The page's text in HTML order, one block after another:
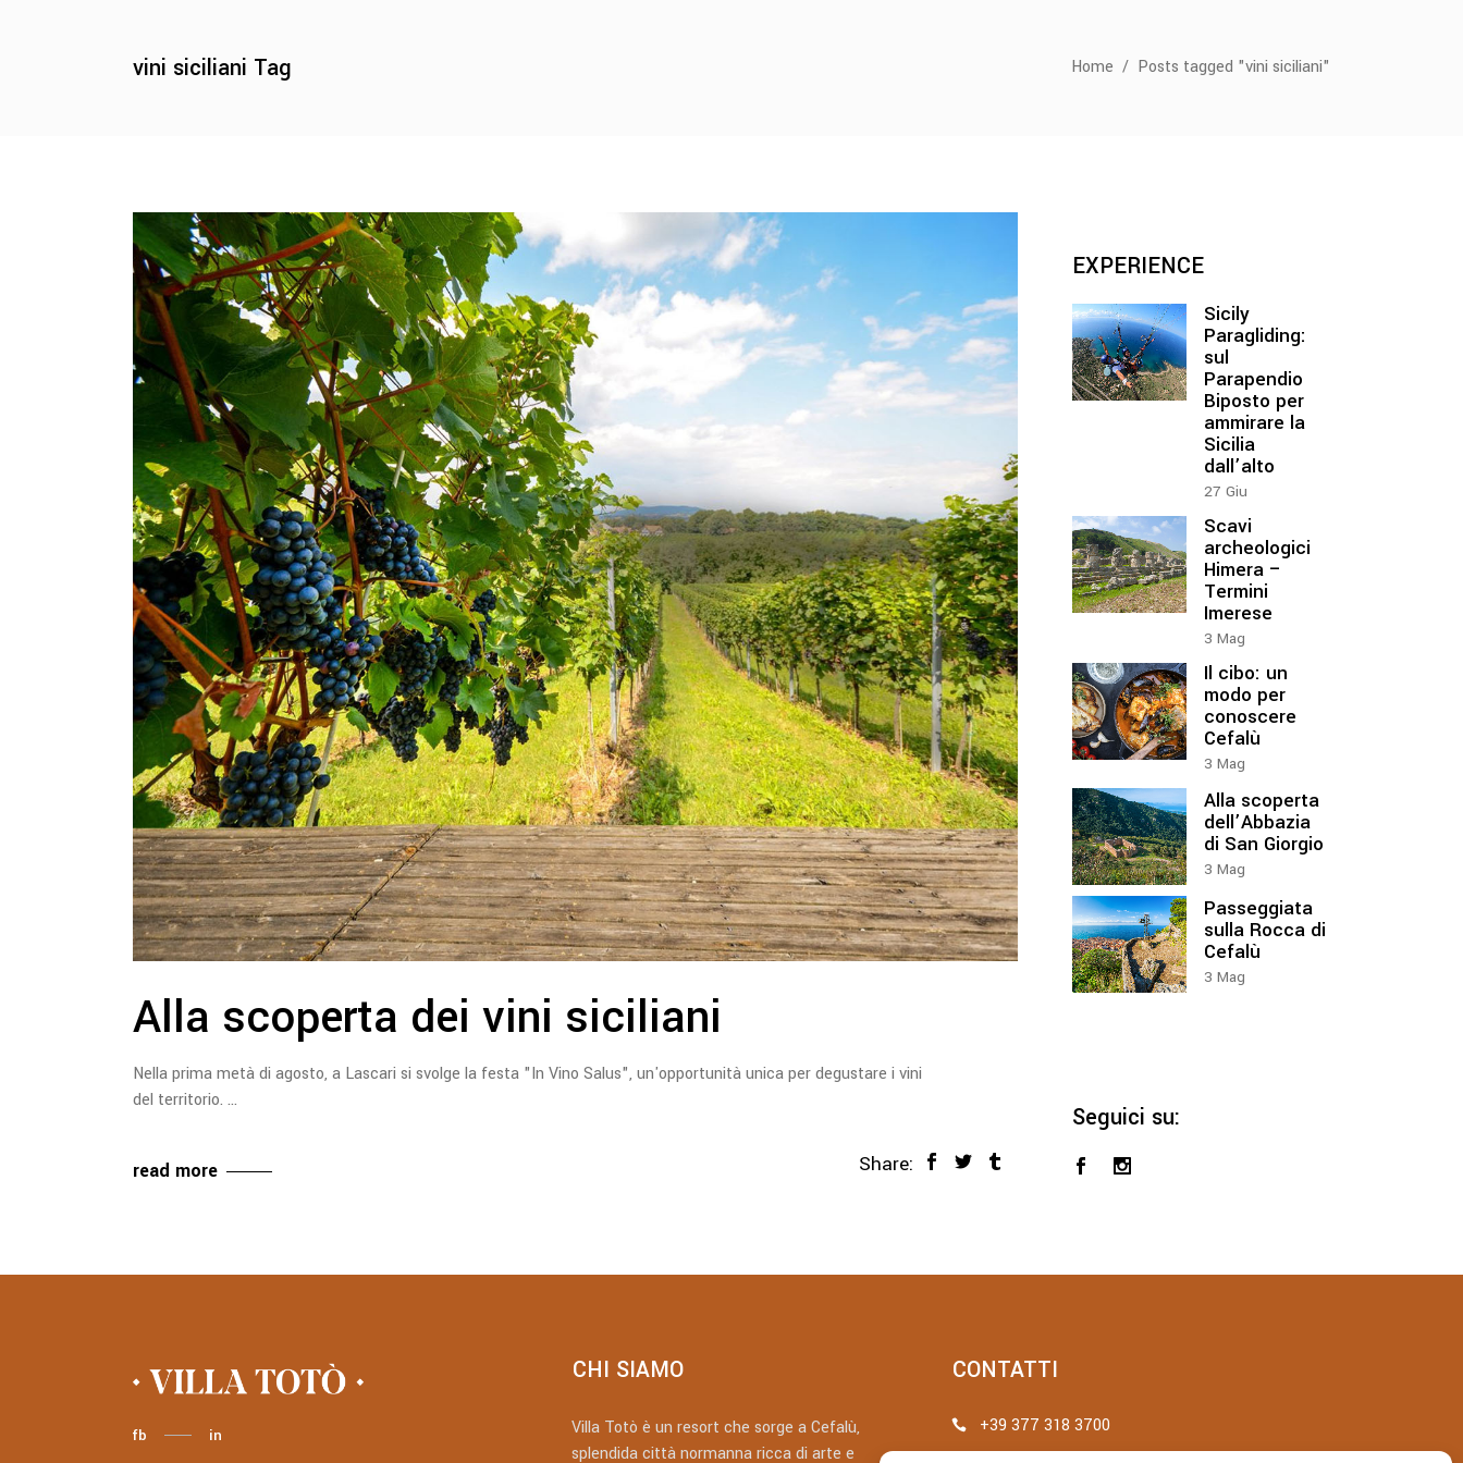
vini siciliani Tag Home / Posts tagged "vini siciliani"
Alla scoperta dei vini siciliani
Nella prima metà di agosto, a Lascari si svolge la festa "In Vino Salus", un'opportunità unica per degustare i vini
del territorio.
read more Share:
EXPERIENCE
Sicily
Paragliding:
sul
Parapendio
Biposto per
ammirare la
Sicilia
dall’alto
27 Giu
Scavi
archeologici
Himera –
Termini
Imerese
3 Mag
Il cibo: un
modo per
conoscere
Cefalù
3 Mag
Alla scoperta
dell’Abbazia
di San Giorgio
3 Mag
Passeggiata
sulla Rocca di
Cefalù
3 Mag
Seguici su:
fb in
CHI SIAMO
Villa Totò è un resort che sorge a Cefalù,
splendida città normanna ricca di arte e
CONTATTI
+39 377 318 3700